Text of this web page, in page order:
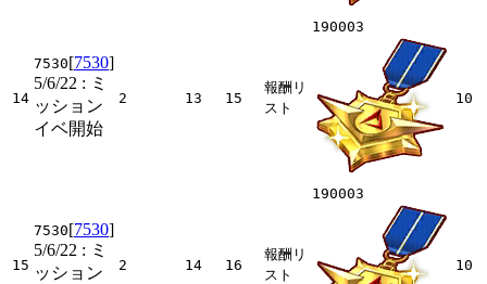
14
7530[7530]
5/6/22 : ミ
ッション
イベ開始
2 13 15
報酬リ
スト
190003
10
15
7530[7530]
5/6/22 : ミ
ッション
2 14 16
報酬リ
スト
190003
10